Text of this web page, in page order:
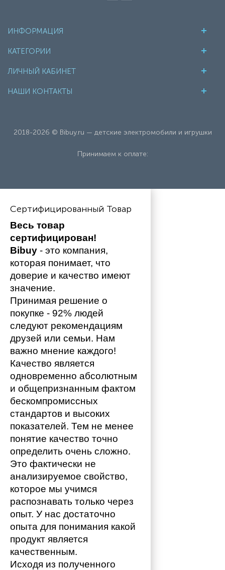
ИНФОРМАЦИЯ
КАТЕГОРИИ
ЛИЧНЫЙ КАБИНЕТ
НАШИ КОНТАКТЫ
2018-2026 © Bibuy.ru — детские электромобили и игрушки
Принимаем к оплате:
Сертифицированный Товар
Весь товар
сертифицирован!
Bibuy - это компания,
которая понимает, что
доверие и качество имеют
значение.
Принимая решение о
покупке - 92% людей
следуют рекомендациям
друзей или семьи. Нам
важно мнение каждого!
Качество является
одновременно абсолютным
и общепризнанным фактом
бескомпромиссных
стандартов и высоких
показателей. Тем не менее
понятие качество точно
определить очень сложно.
Это фактически не
анализируемое свойство,
которое мы учимся
распознавать только через
опыт. У нас достаточно
опыта для понимания какой
продукт является
качественным.
Исходя из полученного